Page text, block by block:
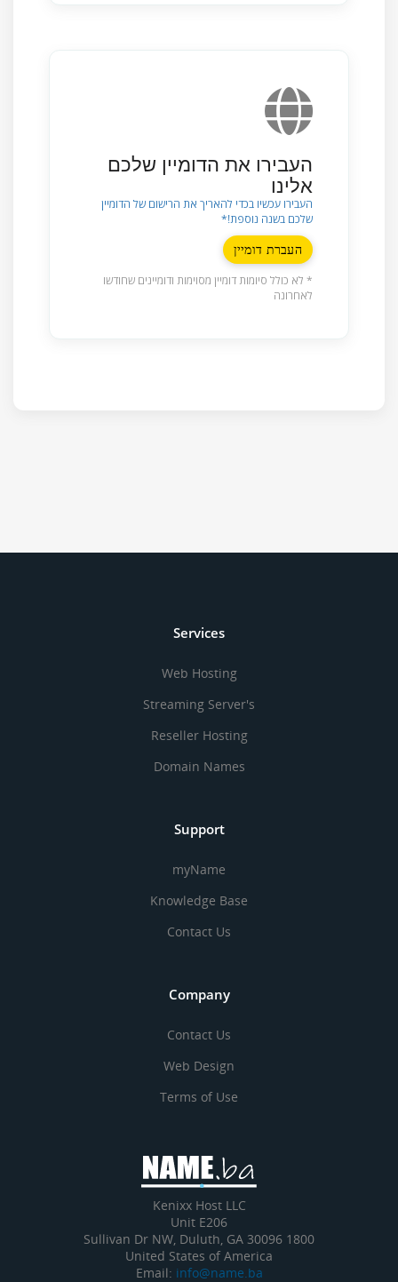
העבירו את הדומיין שלכם
אלינו
העבירו עכשיו בכדי להאריך את הרישום של הדומיין
שלכם בשנה נוספת!*
העברת דומיין
* לא כולל סיומות דומיין מסוימות ודומיינים שחודשו
לאחרונה
Services
Web Hosting
Streaming Server's
Reseller Hosting
Domain Names
Support
myName
Knowledge Base
Contact Us
Company
Contact Us
Web Design
Terms of Use
Kenixx Host LLC
Unit E206
1800 Sullivan Dr NW, Duluth, GA 30096
United States of America
Email: info@name.ba